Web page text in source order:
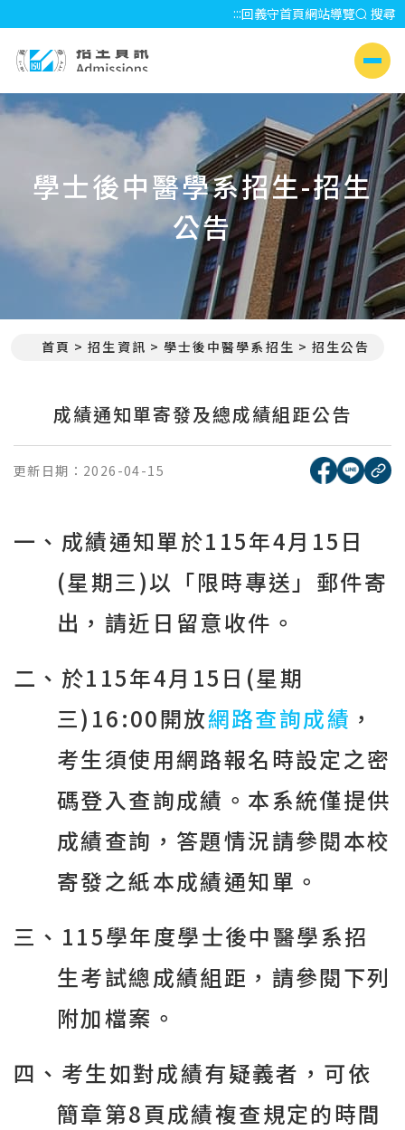
:::回義守首頁網站導覽 搜尋
側選單
學士後中醫學系招生-招生
公告
首頁 招生資訊 學士後中醫學系招生 招生公告
成績通知單寄發及總成績組距公告
更新日期： 2026-04-15 [另開新
[另開
複
一、成績通知單於115年4月15 日
(星期三)以「限時專送」郵件寄
出，請近日留意收件。
二、於115年4月15 日 (星期
三)16:00開放網路查詢成績 ，
考生須使用網路報名時設定之密
碼登入查詢成績。本系統僅提供
成績查詢，答題情況請參閱本校
寄發之紙本成績通知單。
三、 115學年度學士後中醫學系招
生考試總成績組距，請參閱下列
附加檔案。
四、考生如對成績有疑義者，可依
簡章第8頁成績複查規定的時間